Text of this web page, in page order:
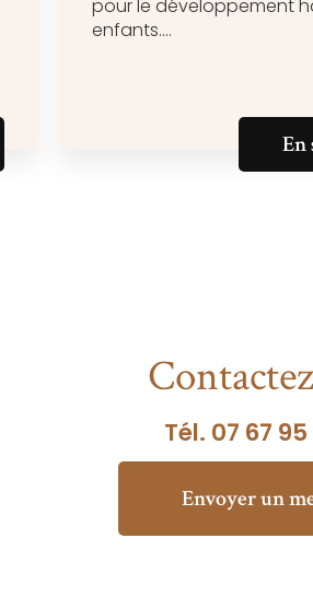
pour le développement
enfants....
En
Tél. 07 67
Envoyer un